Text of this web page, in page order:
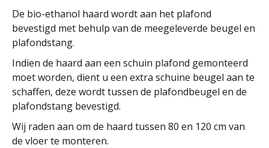
De bio-ethanol haard wordt aan het plafond
bevestigd met behulp van de meegeleverde beugel en
plafondstang.
Indien de haard aan een schuin plafond gemonteerd
moet worden, dient u een extra schuine beugel aan te
schaffen, deze wordt tussen de plafondbeugel en de
plafondstang bevestigd.
Wij raden aan om de haard tussen 80 en 120 cm van
de vloer te monteren.